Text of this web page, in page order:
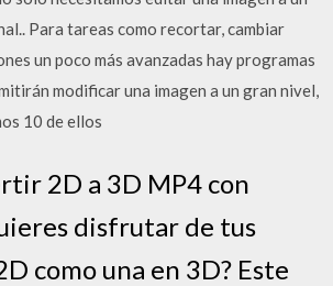
Para tareas como recortar, cambiar
un poco más avanzadas hay programas
modificar una imagen a un gran nivel,
10 de ellos
2D a 3D MP4 con
disfrutar de tus
como una en 3D? Este